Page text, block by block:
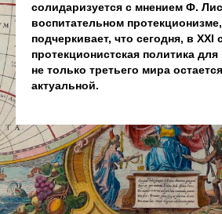
солидаризуется с мнением Ф.
воспитательном
подчеркивает, что сегодня, в XXI
протекционистская политика для
не только третьего мира
актуальной.